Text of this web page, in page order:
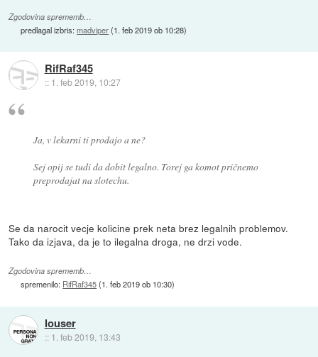
Zgodovina sprememb…
predlagal izbris:madviper(1. feb 2019 ob 10:28)
RifRaf345
:: 1. feb 2019, 10:27
Ja, v lekarni ti prodajo a ne?
Sej opij se tudi da dobit legalno. Torej ga komot pričnemo
preprodajat na slotechu.
Se da narocit vecje kolicine prek neta brez legalnih problemov.
Tako da izjava, da je to ilegalna droga, ne drzi vode.
Zgodovina sprememb…
spremenilo: RifRaf345(1. feb 2019 ob 10:30)
louser
:: 1. feb 2019, 13:43